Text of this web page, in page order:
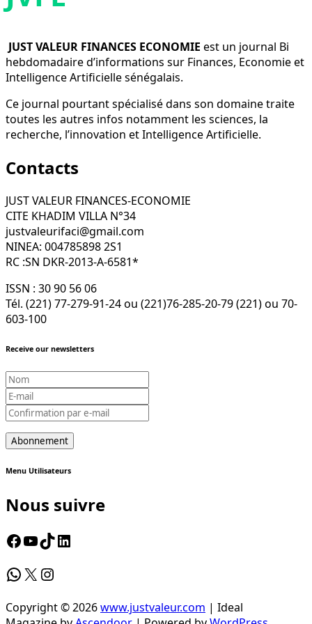
JUST VALEUR FINANCES ECONOMIE est un journal Bi
hebdomadaire d’informations sur Finances, Economie et
Intelligence Artificielle sénégalais.
Ce journal pourtant spécialisé dans son domaine traite
toutes les autres infos notamment les sciences, la
recherche, l’innovation et Intelligence Artificielle.
Contacts
JUST VALEUR FINANCES-ECONOMIE
CITE KHADIM VILLA N°34
justvaleurifaci@gmail.com
NINEA: 004785898 2S1
RC :SN DKR-2013-A-6581*
ISSN : 30 90 56 06
Tél. (221) 77-279-91-24 ou (221)76-285-20-79 (221) ou 70-
603-100
Receive our newsletters
Menu Utilisateurs
Nous suivre
Facebook
YouTube
TikTokLinkedIn
WhatsApp
X Instagram
Copyright © 2026www.justvaleur.com | Ideal